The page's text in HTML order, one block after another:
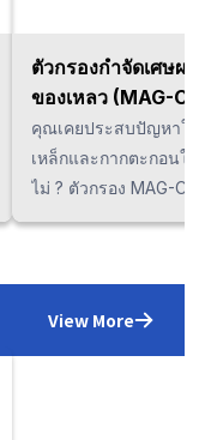
ตัวกรองกำจัดเศษผ
ของเหลว (MAG-
Maeda Shell
คุณเคยประสบปัญหาใน
เหล็กและกากตะกอนใ
ไม่ ? ตัวกรอง MAG-
ที่สามารถกำจัดเศษผง
ลดค่าใช้จ่ายในการเป
View More